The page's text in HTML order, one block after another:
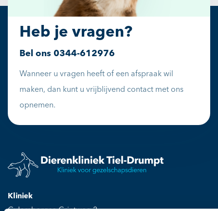
Heb je vragen?
Bel ons 0344-612976
Wanneer u vragen heeft of een afspraak wil
maken, dan kunt u vrijblijvend contact met ons
opnemen.
Kliniek